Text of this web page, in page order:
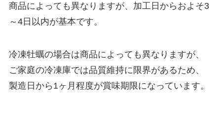
商品によっても異なりますが、加工日からおよそ3
～4日以内が基本です。
冷凍牡蠣の場合は商品によっても異なりますが、
ご家庭の冷凍庫では品質維持に限界があるため、
製造日から1ヶ月程度が賞味期限になっています。